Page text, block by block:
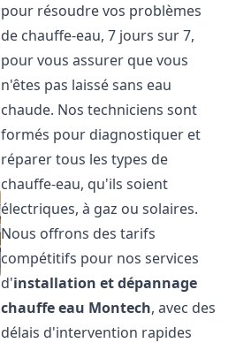
pour résoudre vos problèmes
de chauffe-eau, 7 jours sur 7,
pour vous assurer que vous
n'êtes pas laissé sans eau
chaude. Nos techniciens sont
formés pour diagnostiquer et
réparer tous les types de
chauffe-eau, qu'ils soient
électriques, à gaz ou solaires.
Nous offrons des tarifs
compétitifs pour nos services
d'installation et dépannage
chauffe eau Montech, avec des
délais d'intervention rapides